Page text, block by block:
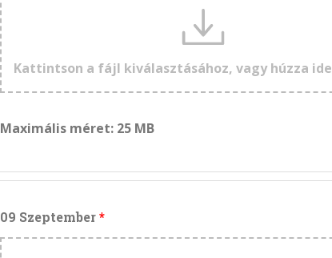
Kattintson a fájl kiválasztásához, vagy húzza ide
Maximális méret: 25 MB
09 Szeptember